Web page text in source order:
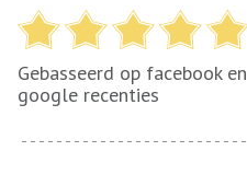
Gebasseerd op facebook en
google recenties